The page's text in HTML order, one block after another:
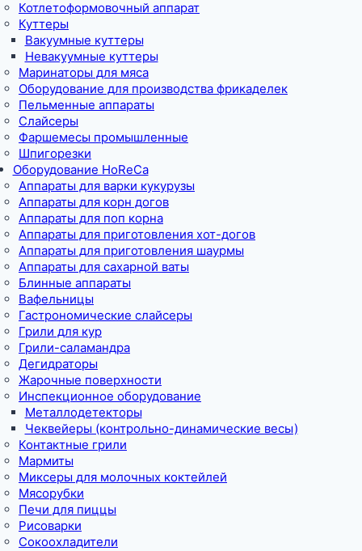
Котлетоформовочный аппарат
Куттеры
Вакуумные куттеры
Невакуумные куттеры
Маринаторы для мяса
Оборудование для производства фрикаделек
Пельменные аппараты
Слайсеры
Фаршемесы промышленные
Шпигорезки
Оборудование HoReCa
Аппараты для варки кукурузы
Аппараты для корн догов
Аппараты для поп корна
Аппараты для приготовления хот-догов
Аппараты для приготовления шаурмы
Аппараты для сахарной ваты
Блинные аппараты
Вафельницы
Гастрономические слайсеры
Грили для кур
Грили-саламандра
Дегидраторы
Жарочные поверхности
Инспекционное оборудование
Металлодетекторы
Чеквейеры (контрольно-динамические весы)
Контактные грили
Мармиты
Миксеры для молочных коктейлей
Мясорубки
Печи для пиццы
Рисоварки
Сокоохладители